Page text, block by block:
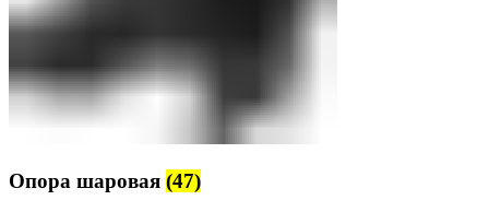
Опора шаровая (47)